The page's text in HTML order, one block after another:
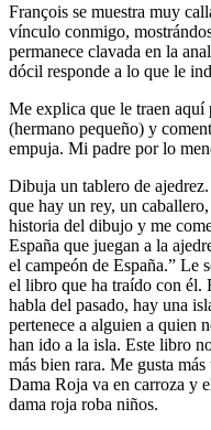
François se muestra muy
vínculo conmigo,
permanece clavada en la
dócil responde a lo que le
Me explica que le traen aquí
(hermano pequeño) y
empuja. Mi padre por lo
Dibuja un tablero de
que hay un rey, un
historia del dibujo y me
España que juegan a la
el campeón de España.” Le
el libro que ha traído con él.
habla del pasado, hay una
pertenece a alguien a quien
han ido a la isla. Este libro
más bien rara. Me gusta
Dama Roja va en carroza y
dama roja roba niños.